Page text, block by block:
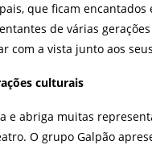
que ficam
de várias
com a vista junto aos
culturais
e abriga muitas
O grupo Galpão